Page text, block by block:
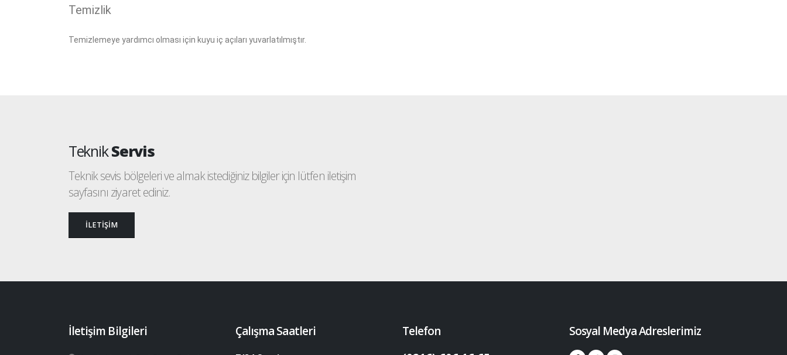
Temizlik
Temizlemeye yardımcı olması için kuyu iç açıları yuvarlatılmıştır.
TeknikServis
Teknik sevis bölgeleri ve almak istediğiniz bilgiler için lütfen iletişim
sayfasını ziyaret ediniz.
İLETİŞİM
İletişim Bilgileri Çalışma Saatleri
Telefon
Sosyal Medya Adreslerimiz